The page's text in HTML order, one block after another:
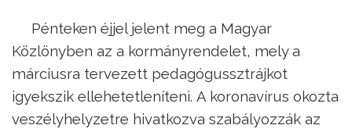
Pénteken éjjel jelent meg a Magyar
Közlönyben az a kormányrendelet, mely a
márciusra tervezett pedagógussztrájkot
igyekszik ellehetetleníteni. A koronavírus okozta
veszélyhelyzetre hivatkozva szabályozzák az